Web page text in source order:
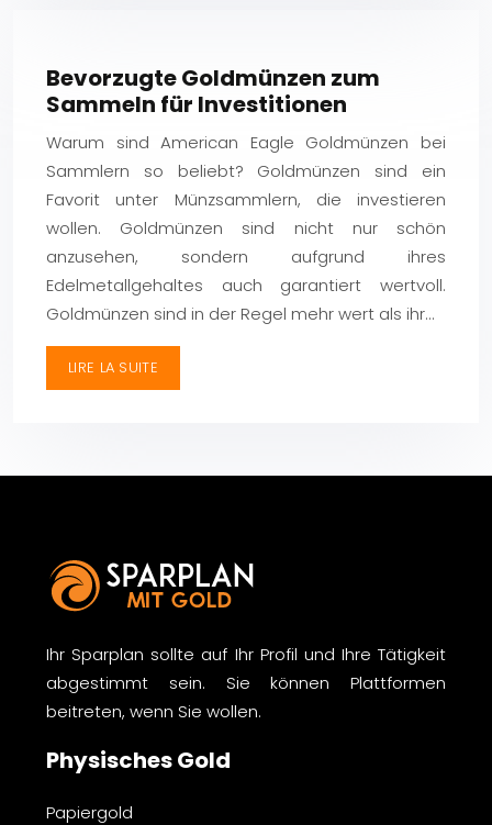
Bevorzugte Goldmünzen zum
Sammeln für Investitionen
Warum sind American Eagle Goldmünzen bei
Sammlern so beliebt? Goldmünzen sind ein
Favorit unter Münzsammlern, die investieren
wollen. Goldmünzen sind nicht nur schön
anzusehen, sondern aufgrund ihres
Edelmetallgehaltes auch garantiert wertvoll.
Goldmünzen sind in der Regel mehr wert als ihr…
LIRE LA SUITE
Ihr Sparplan sollte auf Ihr Profil und Ihre Tätigkeit
abgestimmt sein. Sie können Plattformen
beitreten, wenn Sie wollen.
Physisches Gold
Papiergold